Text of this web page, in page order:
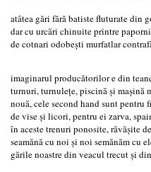
atâtea gări fără batiste fluturate din
dar cu urcări chinuite printre
de cotnari odobești murfatlar
imaginarul producătorilor e din
turnuri, turnulețe, piscină și mașină
nouă, cele second hand sunt pentru
de vise și licori, pentru ei zarva,
în aceste trenuri ponosite, răvășite
seamănă cu noi și noi semănăm cu
gările noastre din veacul trecut și